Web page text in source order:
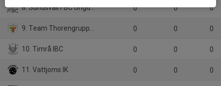
8. Sundsvall FBC Ungdom 0 0 0
9. Team Thorengruppen Ungdom SK 0 0 0
10. Timrå IBC 0 0 0
11. Vattjoms IK 0 0 0